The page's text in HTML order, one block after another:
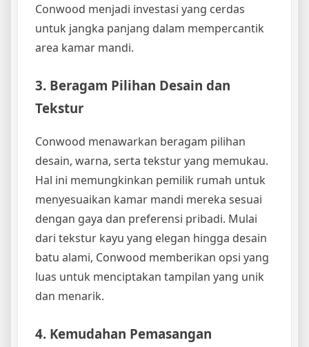
Conwood menjadi investasi yang cerdas
untuk jangka panjang dalam mempercantik
area kamar mandi.
3. Beragam Pilihan Desain dan
Tekstur
Conwood menawarkan beragam pilihan
desain, warna, serta tekstur yang memukau.
Hal ini memungkinkan pemilik rumah untuk
menyesuaikan kamar mandi mereka sesuai
dengan gaya dan preferensi pribadi. Mulai
dari tekstur kayu yang elegan hingga desain
batu alami, Conwood memberikan opsi yang
luas untuk menciptakan tampilan yang unik
dan menarik.
4. Kemudahan Pemasangan